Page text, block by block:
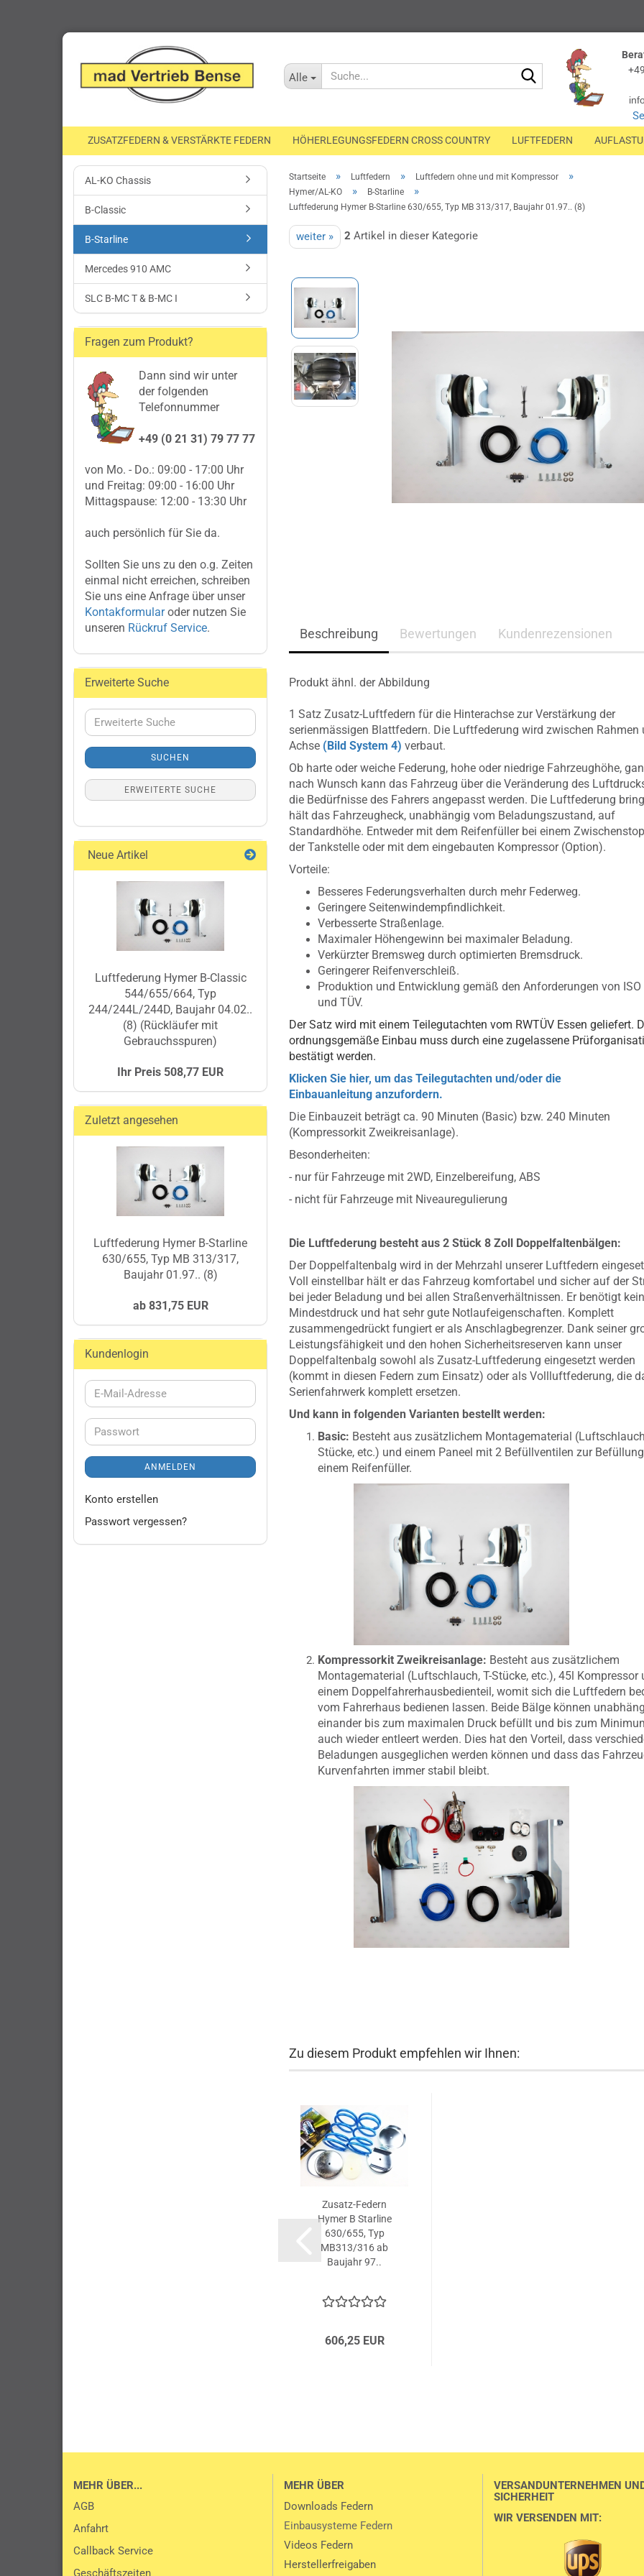
Alle
Suche...
ZUSATZFEDERN & VERSTÄRKTE FEDERN HÖHERLEGUNGSFEDERN CROSS COUNTRY LUFTFEDERN
Startseite » Luftfedern » Luftfedern ohne und mit Kompressor »
Hymer/AL-KO » B-Starline »
Luftfederung Hymer B-Starline 630/655, Typ MB 313/317, Baujahr 01.97.. (8)
weiter » 2 Artikel in dieser Kategorie
Beschreibung Bewertungen Kundenrezensionen
Produkt ähnl. der Abbildung
1 Satz Zusatz-Luftfedern für die Hinterachse zur Verstärkung der
serienmässigen Blattfedern. Die Luftfederung wird zwischen Rahmen
Achse (Bild System 4) verbaut.
Ob harte oder weiche Federung, hohe oder niedrige Fahrzeughöhe,
nach Wunsch kann das Fahrzeug über die Veränderung des
die Bedürfnisse des Fahrers angepasst werden. Die Luftfederung
hält das Fahrzeugheck, unabhängig vom Beladungszustand, auf
Standardhöhe. Entweder mit dem Reifenfüller bei einem
der Tankstelle oder mit dem eingebauten Kompressor (Option).
Vorteile:
Besseres Federungsverhalten durch mehr Federweg.
Geringere Seitenwindempfindlichkeit.
Verbesserte Straßenlage.
Maximaler Höhengewinn bei maximaler Beladung.
Verkürzter Bremsweg durch optimierten Bremsdruck.
Geringerer Reifenverschleiß.
Produktion und Entwicklung gemäß den Anforderungen von ISO
und TÜV.
Der Satz wird mit einem Teilegutachten vom RWTÜV Essen geliefert.
ordnungsgemäße Einbau muss durch eine zugelassene
bestätigt werden.
Klicken Sie hier, um das Teilegutachten und/oder die
Einbauanleitung anzufordern.
Die Einbauzeit beträgt ca. 90 Minuten (Basic) bzw. 240 Minuten
(Kompressorkit Zweikreisanlage).
Besonderheiten:
- nur für Fahrzeuge mit 2WD, Einzelbereifung, ABS
- nicht für Fahrzeuge mit Niveauregulierung
Die Luftfederung besteht aus 2 Stück 8 Zoll Doppelfaltenbälgen:
Der Doppelfaltenbalg wird in der Mehrzahl unserer Luftfedern
Voll einstellbar hält er das Fahrzeug komfortabel und sicher auf der
bei jeder Beladung und bei allen Straßenverhältnissen. Er benötigt
Mindestdruck und hat sehr gute Notlaufeigenschaften. Komplett
zusammengedrückt fungiert er als Anschlagbegrenzer. Dank seiner
Leistungsfähigkeit und den hohen Sicherheitsreserven kann unser
Doppelfaltenbalg sowohl als Zusatz-Luftfederung eingesetzt werden
(kommt in diesen Federn zum Einsatz) oder als Vollluftfederung, die
Serienfahrwerk komplett ersetzen.
Und kann in folgenden Varianten bestellt werden:
Basic: Besteht aus zusätzlichem Montagematerial
Stücke, etc.) und einem Paneel mit 2 Befüllventilen zur
einem Reifenfüller.
Kompressorkit Zweikreisanlage: Besteht aus zusätzlichem
Montagematerial (Luftschlauch, T-Stücke, etc.), 45l Kompressor
einem Doppelfahrerhausbedienteil, womit sich die Luftfedern
vom Fahrerhaus bedienen lassen. Beide Bälge können
einander bis zum maximalen Druck befüllt und bis zum
auch wieder entleert werden. Dies hat den Vorteil, dass
Beladungen ausgeglichen werden können und dass das
Kurvenfahrten immer stabil bleibt.
Zu diesem Produkt empfehlen wir Ihnen:
Zusatz-Federn
Hymer B Starline
630/655, Typ
MB313/316 ab
Baujahr 97..
606,25 EUR
AL-KO Chassis
B-Classic
B-Starline
Mercedes 910 AMC
SLC B-MC T & B-MC I
Fragen zum Produkt?
Dann sind wir unter
der folgenden
Telefonnummer
+49 (0 21 31) 79 77 77
von Mo. - Do.: 09:00 - 17:00 Uhr
und Freitag: 09:00 - 16:00 Uhr
Mittagspause: 12:00 - 13:30 Uhr
auch persönlich für Sie da.
Sollten Sie uns zu den o.g. Zeiten
einmal nicht erreichen, schreiben
Sie uns eine Anfrage über unser
Kontakformularoder nutzen Sie
unseren Rückruf Service.
Erweiterte Suche
Erweiterte
Suche
SUCHEN
ERWEITERTE SUCHE
Neue Artikel
Luftfederung Hymer B-Classic
544/655/664, Typ
244/244L/244D, Baujahr 04.02..
(8) (Rückläufer mit
Gebrauchsspuren)
Ihr Preis 508,77 EUR
Zuletzt angesehen
Luftfederung Hymer B-Starline
630/655, Typ MB 313/317,
Baujahr 01.97.. (8)
ab 831,75 EUR
Kundenlogin
E-
Mail-
Passwort
ANMELDEN
Konto erstellen
Passwort vergessen?
MEHR ÜBER...
AGB
Anfahrt
Callback Service
Geschäftszeiten
MEHR ÜBER
Downloads Federn
Einbausysteme Federn
Videos Federn
Herstellerfreigaben
VERSANDUNTERNEHMEN
SICHERHEIT
WIR VERSENDEN MIT: